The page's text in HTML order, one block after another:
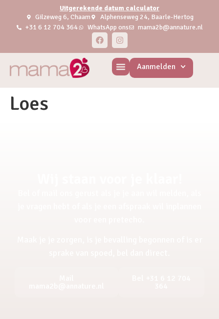
Uitgerekende datum calculator
Gilzeweg 6, Chaam
Alphenseweg 24, Baarle-Hertog
+31 6 12 704 364
WhatsApp ons mama2b@annature.nl
Aanmelden
Loes